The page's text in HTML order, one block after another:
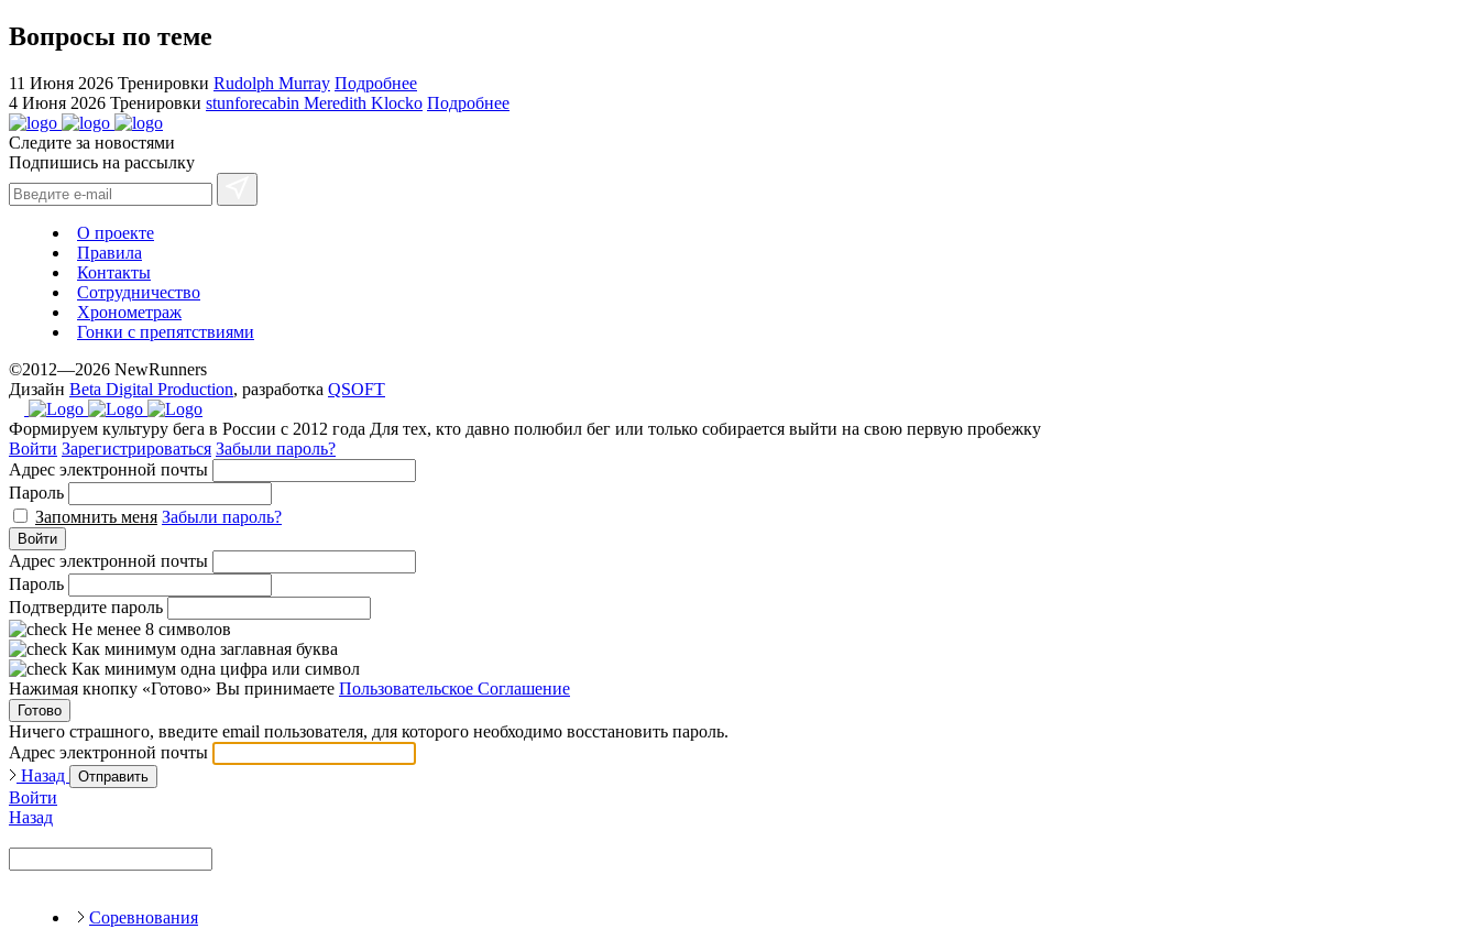
watches
+maserati
online
for
cheap
sale.
https://ylfactoryrolex.com/
hilarity
exceptional
method.
www.yvessaintlaurent.to
prices.
Вопросы по теме
11 Июня 2026 Тренировки Rudolph Murray Подробнее
4 Июня 2026 Тренировки stunforecabin Meredith Klocko Подробнее
Следите за новостями
Подпишись на рассылку
О проекте
Правила
Контакты
Сотрудничество
Хронометраж
Гонки с препятствиями
©2012—2026 NewRunners
Дизайн Beta Digital Production, разработка QSOFT
Формируем культуру бега в России с 2012 года Для тех, кто давно полюбил бег или только собирается выйти на свою первую пробежку
Войти Зарегистрироваться Забыли пароль?
Адрес электронной почты
Пароль
Запомнить меня Забыли пароль?
Войти
Адрес электронной почты
Пароль
Подтвердите пароль
Не менее 8 символов
Как минимум одна заглавная буква
Как минимум одна цифра или символ
Нажимая кнопку «Готово» Вы принимаете Пользовательское Соглашение
Готово
Ничего страшного, введите email пользователя, для которого необходимо восстановить пароль.
Адрес электронной почты
Назад
Отправить
Войти
Назад
Соревнования